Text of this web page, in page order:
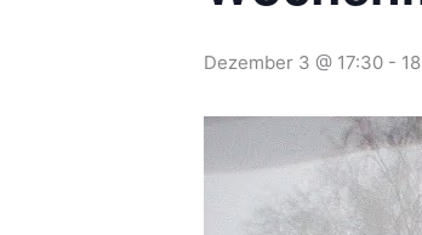
Dezember 3 @ 17:30 -